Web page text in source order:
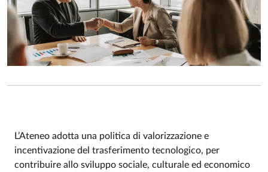
L’Ateneo adotta una politica di valorizzazione e
incentivazione del trasferimento tecnologico, per
contribuire allo sviluppo sociale, culturale ed economico